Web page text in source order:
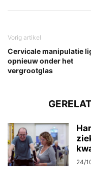
Vorig artikel
Cervicale manipulatie
opnieuw onder het
vergrootglas
24/